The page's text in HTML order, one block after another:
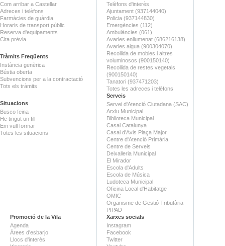
Com arribar a Castellar
Adreces i telèfons
Farmàcies de guàrdia
Horaris de transport públic
Reserva d'equipaments
Cita prèvia
Tràmits Freqüents
Instància genèrica
Bústia oberta
Subvencions per a la contractació
Tots els tràmits
Situacions
Busco feina
He tingut un fill
Em vull formar
Totes les situacions
Telèfons d'interès
Ajuntament (937144040)
Policia (937144830)
Emergències (112)
Ambulàncies (061)
Avaries enllumenat (686216138)
Avaries aigua (900304070)
Recollida de mobles i altres
voluminosos (900150140)
Recollida de restes vegetals
(900150140)
Tanatori (937471203)
Totes les adreces i telèfons
Serveis
Servei d'Atenció Ciutadana (SAC)
Arxiu Municipal
Biblioteca Municipal
Casal Catalunya
Casal d'Avis Plaça Major
Centre d'Atenció Primària
Centre de Serveis
Deixalleria Municipal
El Mirador
Escola d'Adults
Escola de Música
Ludoteca Municipal
Oficina Local d'Habitatge
OMIC
Organisme de Gestió Tributària
PIPAD
Promoció de la Vila
Agenda
Àrees d'esbarjo
Llocs d'interès
Xarxes socials
Instagram
Facebook
Twitter